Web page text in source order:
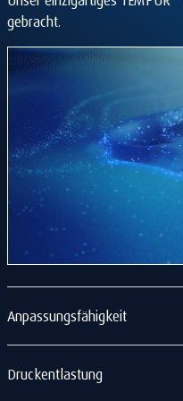
gebracht.
Anpassungsfähigkeit
Druckentlastung